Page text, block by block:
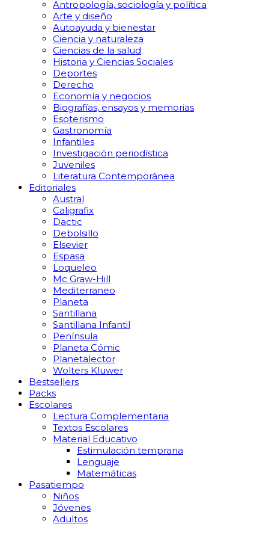
Antropología, sociología y política
Arte y diseño
Autoayuda y bienestar
Ciencia y naturaleza
Ciencias de la salud
Historia y Ciencias Sociales
Deportes
Derecho
Economía y negocios
Biografías, ensayos y memorias
Esoterismo
Gastronomía
Infantiles
Investigación periodística
Juveniles
Literatura Contemporánea
Editoriales
Austral
Caligrafix
Dactic
Debolsillo
Elsevier
Espasa
Loqueleo
Mc Graw-Hill
Mediterraneo
Planeta
Santillana
Santillana Infantil
Península
Planeta Cómic
Planetalector
Wolters Kluwer
Bestsellers
Packs
Escolares
Lectura Complementaria
Textos Escolares
Material Educativo
Estimulación temprana
Lenguaje
Matemáticas
Pasatiempo
Niños
Jóvenes
Adultos